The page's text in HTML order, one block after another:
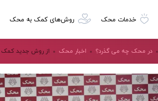
خدمات محک روش‌های کمک به محک
در محک چه می گذرد؟ اخبار محک از روش جدید کمک